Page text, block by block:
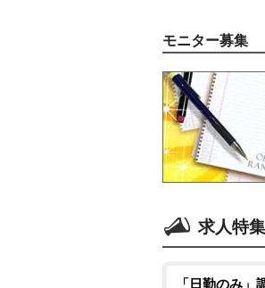
モニター募集
求人特集
「日勤のみ